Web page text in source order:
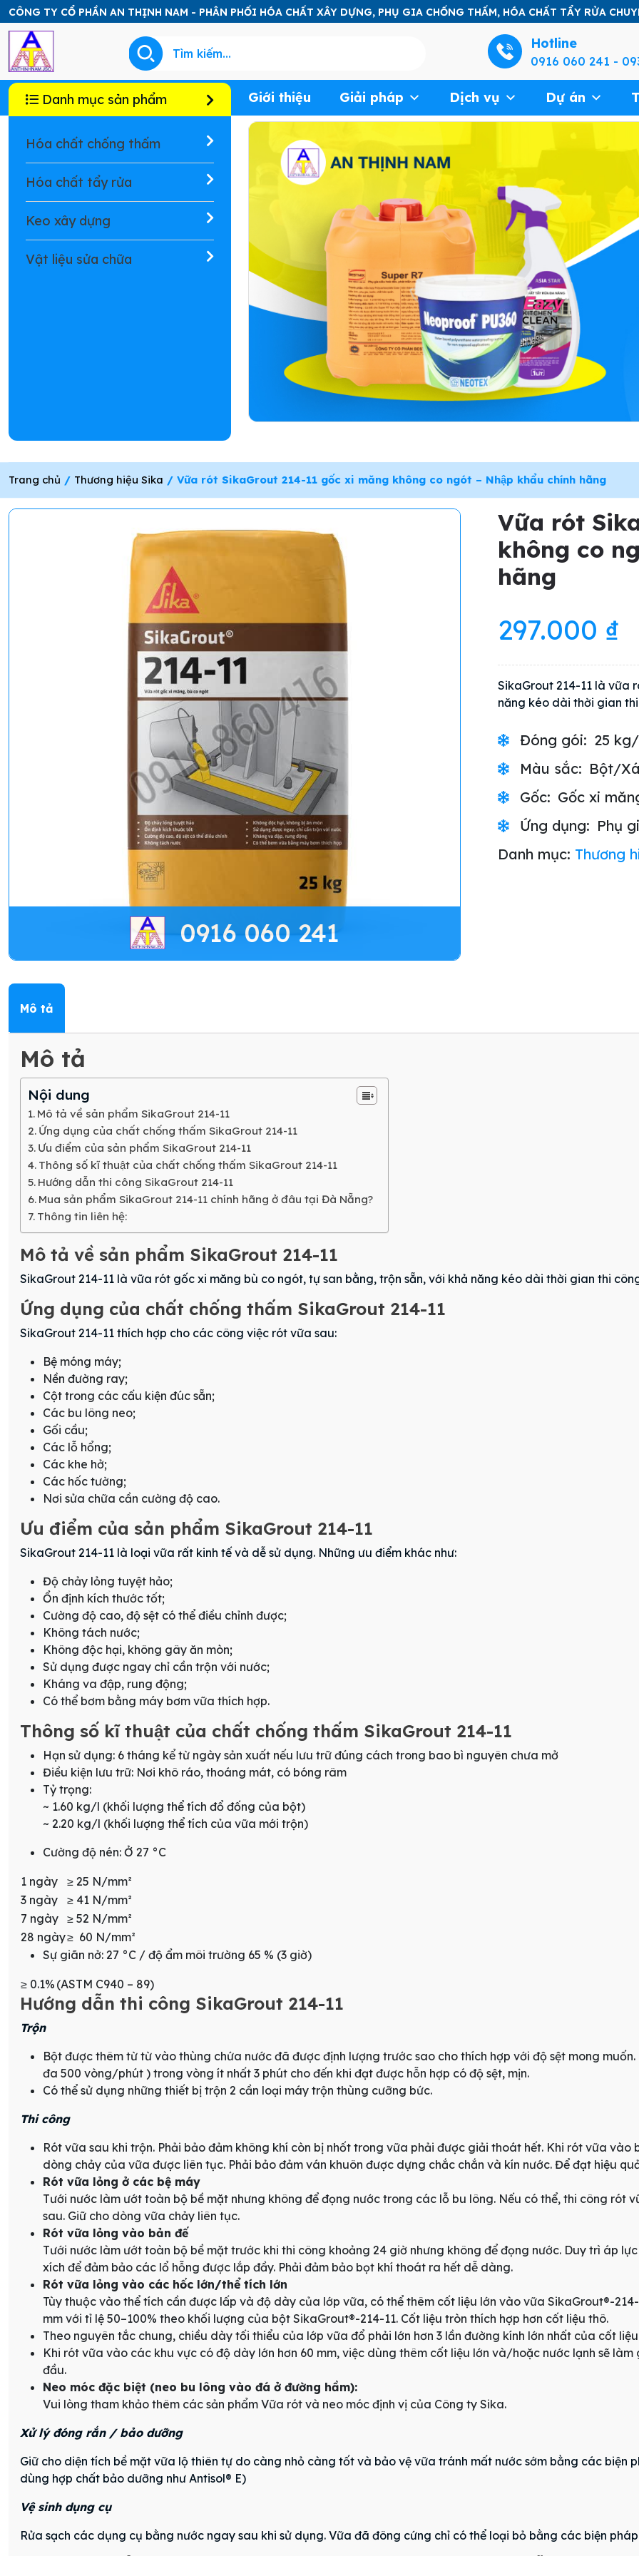
CÔNG TY CỔ PHẦN AN THỊNH NAM - PHÂN PHỐI HÓA CHẤT XÂY DỰNG, PHỤ GIA CHỐNG THẤM, HÓA CHẤT TẨY RỬA
Hotline
0916 060 241 -
Danh mục sản phẩm
Hóa chất chống thấm
Hóa chất tẩy rửa
Keo xây dựng
Vật liệu sửa chữa
Giới thiệu Giải pháp Dịch vụ Dự án
Trang chủ / Thương hiệu Sika / Vữa rót SikaGrout 214-11 gốc xi măng không co ngót – Nhập khẩu chính hãng
0916 060 241
Vữa rót
không co
hãng
297.000 ₫
SikaGrout 214-11 là vữa
năng kéo dài thời gian
Đóng gói: 25
Màu sắc: Bột/
Gốc: Gốc xi
Ứng dụng: Phụ
Danh mục: Thương
Mô tả
Mô tả
Nội dung
Mô tả về sản phẩm SikaGrout 214-11
Ứng dụng của chất chống thấm SikaGrout 214-11
Ưu điểm của sản phẩm SikaGrout 214-11
Thông số kĩ thuật của chất chống thấm SikaGrout 214-11
Hướng dẫn thi công SikaGrout 214-11
Mua sản phẩm SikaGrout 214-11 chính hãng ở đâu tại Đà Nẵng?
Thông tin liên hệ:
Mô tả về sản phẩm SikaGrout 214-11
SikaGrout 214-11 là vữa rót gốc xi măng bù co ngót, tự san bằng, trộn sẵn, với khả năng kéo dài thời gian thi
Ứng dụng của chất chống thấm SikaGrout 214-11
SikaGrout 214-11 thích hợp cho các công việc rót vữa sau:
Bệ móng máy;
Nền đường ray;
Cột trong các cấu kiện đúc sẵn;
Các bu lông neo;
Gối cầu;
Các lỗ hổng;
Các khe hở;
Các hốc tường;
Nơi sửa chữa cần cường độ cao.
Ưu điểm của sản phẩm SikaGrout 214-11
SikaGrout 214-11 là loại vữa rất kinh tế và dễ sử dụng. Những ưu điểm khác như:
Độ chảy lỏng tuyệt hảo;
Ổn định kích thước tốt;
Cường độ cao, độ sệt có thể điều chỉnh được;
Không tách nước;
Không độc hại, không gây ăn mòn;
Sử dụng được ngay chỉ cần trộn với nước;
Kháng va đập, rung động;
Có thể bơm bằng máy bơm vữa thích hợp.
Thông số kĩ thuật của chất chống thấm SikaGrout 214-11
Hạn sử dụng: 6 tháng kể từ ngày sản xuất nếu lưu trữ đúng cách trong bao bì nguyên chưa mở
Điều kiện lưu trữ: Nơi khô ráo, thoáng mát, có bóng râm
Tỷ trọng:
~ 1.60 kg/l (khối lượng thể tích đổ đống của bột)
~ 2.20 kg/l (khối lượng thể tích của vữa mới trộn)
Cường độ nén: Ở 27 °C
1 ngày
≥ 25 N/mm²
3 ngày
≥ 41 N/mm²
7 ngày ≥ 52 N/mm²
28 ngày≥ 60 N/mm²
Sự giãn nở: 27 °C / độ ẩm môi trường 65 % (3 giờ)
≥ 0.1% (ASTM C940 – 89)
Hướng dẫn thi công SikaGrout 214-11
Trộn
Bột được thêm từ từ vào thùng chứa nước đã được định lượng trước sao cho thích hợp với độ sệt mong
đa 500 vòng/phút ) trong vòng ít nhất 3 phút cho đến khi đạt được hỗn hợp có độ sệt, mịn.
Có thể sử dụng những thiết bị trộn 2 cần loại máy trộn thùng cưỡng bức.
Thi công
Rót vữa sau khi trộn. Phải bảo đảm không khí còn bị nhốt trong vữa phải được giải thoát hết. Khi rót vữa
dòng chảy của vữa được liên tục. Phải bảo đảm ván khuôn được dựng chắc chắn và kín nước. Để đạt hiệu
Rót vữa lỏng ở các bệ máy
Tưới nước làm ướt toàn bộ bề mặt nhưng không để đọng nước trong các lỗ bu lông. Nếu có thể, thi công
sau. Giữ cho dòng vữa chảy liên tục.
Rót vữa lỏng vào bản đế
Tưới nước làm ướt toàn bộ bề mặt trước khi thi công khoảng 24 giờ nhưng không để đọng nước. Duy trì áp
xích để đảm bảo các lổ hỗng được lắp đầy. Phải đảm bảo bọt khí thoát ra hết dễ dàng.
Rót vữa lỏng vào các hốc lớn/thể tích lớn
Tùy thuộc vào thể tích cần được lấp và độ dày của lớp vữa, có thể thêm cốt liệu lớn vào vữa SikaGrout®-
mm với tỉ lệ 50–100% theo khối lượng của bột SikaGrout®-214-11. Cốt liệu tròn thích hợp hơn cốt liệu thô.
Theo nguyên tắc chung, chiều dày tối thiểu của lớp vữa đổ phải lớn hơn 3 lần đường kính lớn nhất của cốt
Khi rót vữa vào các khu vực có độ dày lớn hơn 60 mm, việc dùng thêm cốt liệu lớn và/hoặc nước lạnh sẽ
đầu.
Neo móc đặc biệt (neo bu lông vào đá ở đường hầm):
Vui lòng tham khảo thêm các sản phẩm Vữa rót và neo móc định vị của Công ty Sika.
Xử lý đóng rắn / bảo dưỡng
Giữ cho diện tích bề mặt vữa lộ thiên tự do càng nhỏ càng tốt và bảo vệ vữa tránh mất nước sớm bằng các
dùng hợp chất bảo dưỡng như Antisol® E)
Vệ sinh dụng cụ
Rửa sạch các dụng cụ bằng nước ngay sau khi sử dụng. Vữa đã đông cứng chỉ có thể loại bỏ bằng các biện